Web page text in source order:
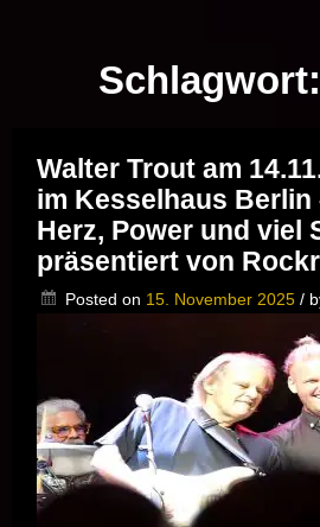
Schlagwort:
Walter Trout am
im Kesselhaus Berlin
Herz, Power und viel
präsentiert von
Posted on 15. November 2025 /